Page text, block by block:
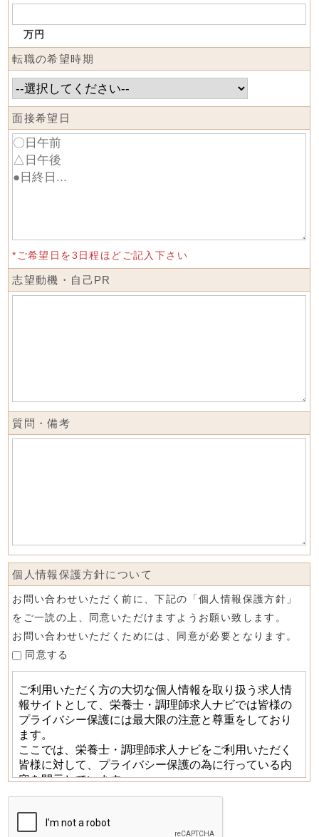
万円
転職の希望時期
面接希望日
*ご希望日を3日程ほどご記入下さい
志望動機・自己PR
質問・備考
個人情報保護方針について
お問い合わせいただく前に、下記の「個人情報保護方針」
をご一読の上、同意いただけますようお願い致します。
お問い合わせいただくためには、同意が必要となります。
同意する